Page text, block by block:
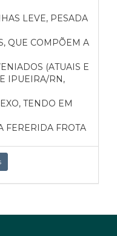
LEVE, PESADA
QUE COMPÕEM A
(ATUAIS E
IPUEIRA/RN,
TENDO EM
FERERIDA FROTA